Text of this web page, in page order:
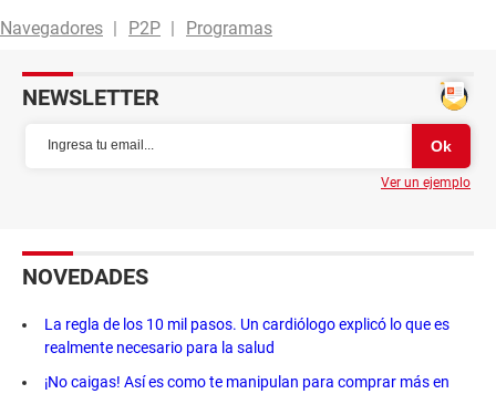
Navegadores P2P Programas
NEWSLETTER
Ver un ejemplo
NOVEDADES
La regla de los 10 mil pasos. Un cardiólogo explicó lo que es
realmente necesario para la salud
¡No caigas! Así es como te manipulan para comprar más en